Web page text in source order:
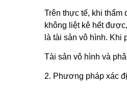
Trên thực tế, khi thẩm
không liệt kê hết
là tài sản vô hình. Khi
Tài sản vô hình và
2. Phương pháp xác